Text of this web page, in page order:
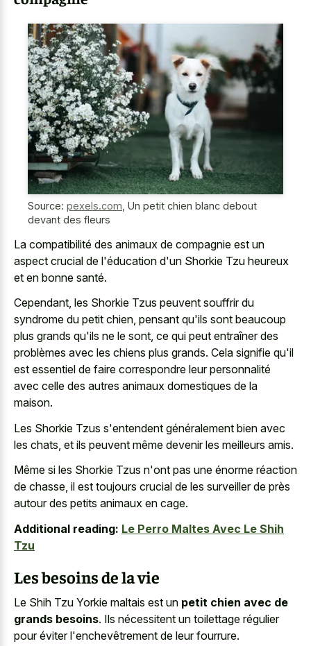
Source: pexels.com Un petit chien blanc debout
devant des fleurs
La compatibilité des animaux de compagnie est un
aspect crucial de l'éducation d'un Shorkie Tzu heureux
et en bonne santé.
Cependant, les Shorkie Tzus peuvent souffrir du
syndrome du petit chien, pensant qu'ils sont beaucoup
plus grands qu'ils ne le sont, ce qui peut entraîner des
problèmes avec les chiens plus grands. Cela signifie qu'il
est essentiel de faire correspondre leur personnalité
avec celle des autres animaux domestiques de la
maison.
Les Shorkie Tzus s'entendent généralement bien avec
les chats, et ils peuvent même devenir les meilleurs amis.
Même si les Shorkie Tzus n'ont pas une énorme réaction
de chasse, il est toujours crucial de les surveiller de près
autour des petits animaux en cage.
Additional reading: Le Perro Maltes Avec Le Shih
Tzu
Les besoins de la vie
Le Shih Tzu Yorkie maltais est un petit chien avec de
grands besoins. Ils nécessitent un toilettage régulier
pour éviter l'enchevêtrement de leur fourrure.